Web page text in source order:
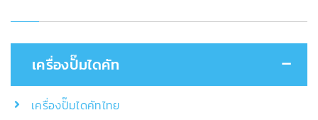
เครื่องปั๊มไดคัท
เครื่องปั๊มไดคัทไทย